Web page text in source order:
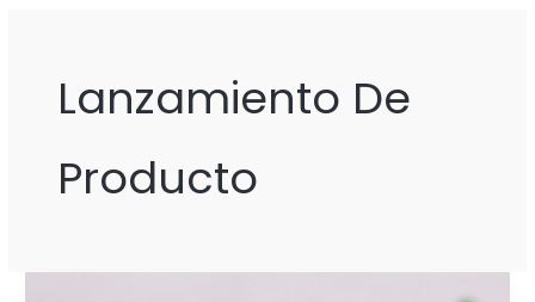
Lanzamiento De
Producto